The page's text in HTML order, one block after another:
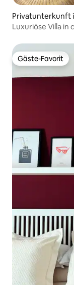
Privatunterkunft
Luxuriöse Villa in
Gäste-Favorit
Gäste-Favorit